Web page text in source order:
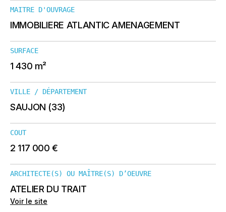
MAITRE D'OUVRAGE
IMMOBILIERE ATLANTIC AMENAGEMENT
SURFACE
1 430 m²
VILLE / DÉPARTEMENT
SAUJON (33)
COUT
2 117 000 €
ARCHITECTE(S) OU MAÎTRE(S) D’OEUVRE
ATELIER DU TRAIT
Voir le site